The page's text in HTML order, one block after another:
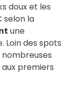
doux et les
selon la
une
Loin des spots
premiers